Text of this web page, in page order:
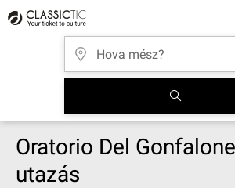
Oratorio Del
utazás